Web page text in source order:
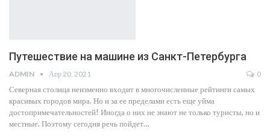
Путешествие на машине из Санкт-Петербурга
ADMIN Апр 20, 2021 0
Северная столица неизменно входит в многочисленные рейтинги самых
красивых городов мира. Но и за ее пределами есть еще уйма
достопримечательностей! Иногда о них не знают не только туристы, но и
местные. Поэтому сегодня речь пойдет…